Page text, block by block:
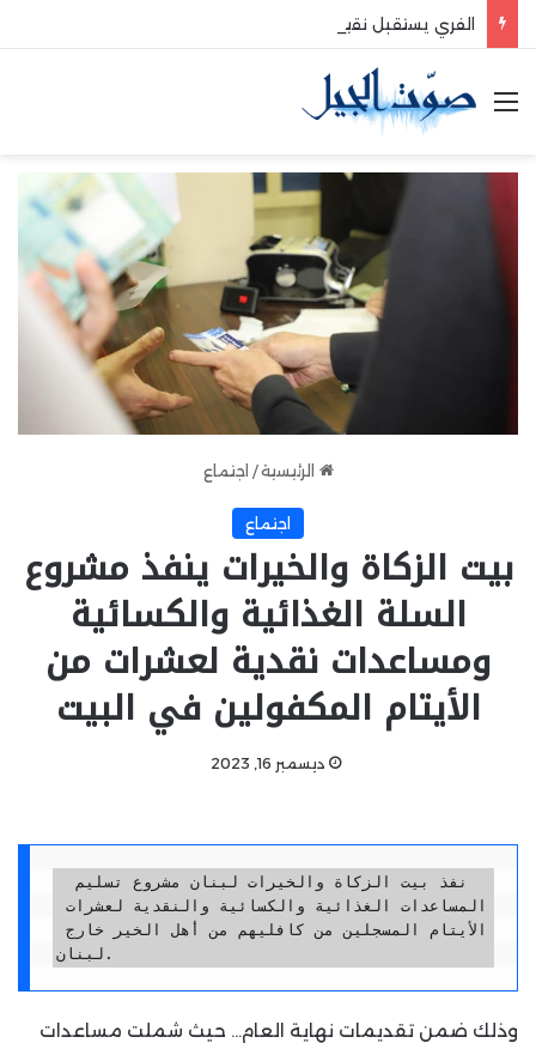
الفري يستقبل نقيب موظفي قاديشا
القائمة
الرئيسية / اجتماع
اجتماع
بيت الزكاة والخيرات ينفذ مشروع
السلة الغذائية والكسائية
ومساعدات نقدية لعشرات من
الأيتام المكفولين في البيت
ديسمبر 16, 2023
لبنان.
وذلك ضمن تقديمات نهاية العام… حيث شملت مساعدات